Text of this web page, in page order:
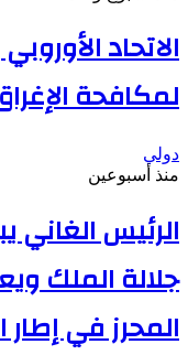
الاتحاد
لمكافحة
دولي
منذ أسبوعين
الرئيس الغاني
جلالة الملك
المحرز في إطار